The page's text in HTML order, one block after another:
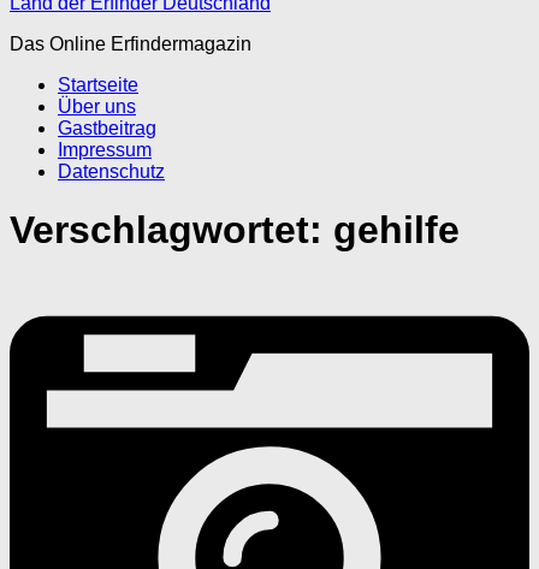
Das Online Erfindermagazin
Startseite
Über uns
Gastbeitrag
Impressum
Datenschutz
Verschlagwortet: gehilfe